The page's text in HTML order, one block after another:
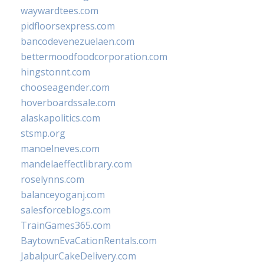
waywardtees.com
pidfloorsexpress.com
bancodevenezuelaen.com
bettermoodfoodcorporation.com
hingstonnt.com
chooseagender.com
hoverboardssale.com
alaskapolitics.com
stsmp.org
manoelneves.com
mandelaeffectlibrary.com
roselynns.com
balanceyoganj.com
salesforceblogs.com
TrainGames365.com
BaytownEvaCationRentals.com
JabalpurCakeDelivery.com